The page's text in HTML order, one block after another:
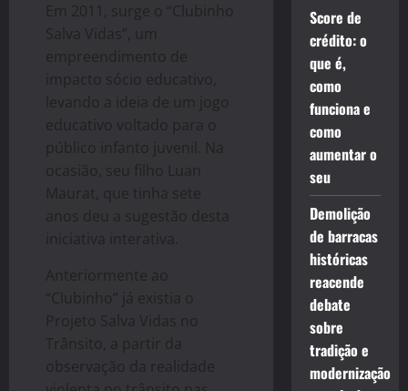
Em 2011, surge o “Clubinho
Salva Vidas”, um
empreendimento de
impacto sócio educativo,
levando a ideia de um jogo
educativo voltado para o
público infanto juvenil. Na
ocasião, seu filho Luan
Maurat, que tinha sete
anos deu a sugestão desta
iniciativa interativa.
Anteriormente ao
“Clubinho” já existia o
Projeto Salva Vidas no
Trânsito, a partir da
observação da realidade
Score de
crédito: o
que é,
como
funciona e
como
aumentar o
seu
Demolição
de barracas
históricas
reacende
debate
sobre
tradição e
modernização